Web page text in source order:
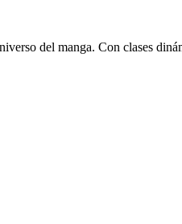
del manga. Con clases